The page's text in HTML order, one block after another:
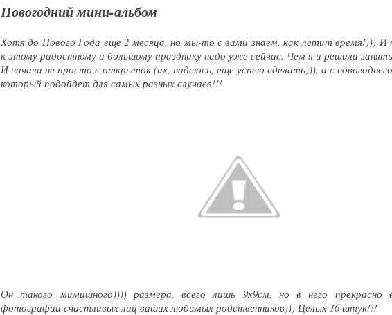
Новогодний мини-альбом
Хотя до Нового Года еще 2 месяца, но мы-то с вами знаем, как летит время!))) И
к этому радостному и большому празднику надо уже сейчас. Чем я и решила
И начала не просто с открыток (их, надеюсь, еще успею сделать))), а с
который подойдет для самых разных случаев!!!
Он такого мимишного)))) размера, всего лишь 9х9см, но в него прекрасно
фотографии счастливых лиц ваших любимых родственников))) Целых 16 штук!!!